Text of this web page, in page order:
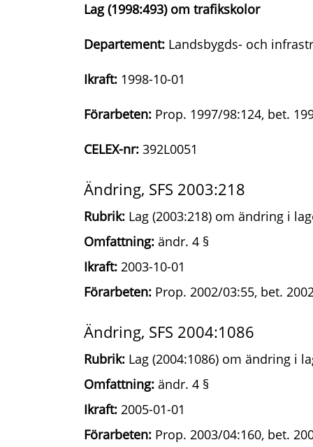
Lag (1998:493) om trafikskolor
Departement: Landsbygds- och
Ikraft: 1998-10-01
Förarbeten: Prop. 1997/98:124, bet.
CELEX-nr: 392L0051
Ändring, SFS 2003:218
Rubrik: Lag (2003:218) om ändring i
Omfattning: ändr. 4 §
Ikraft: 2003-10-01
Förarbeten: Prop. 2002/03:55, bet.
Ändring, SFS 2004:1086
Rubrik: Lag (2004:1086) om ändring i
Omfattning: ändr. 4 §
Ikraft: 2005-01-01
Förarbeten: Prop. 2003/04:160, bet.